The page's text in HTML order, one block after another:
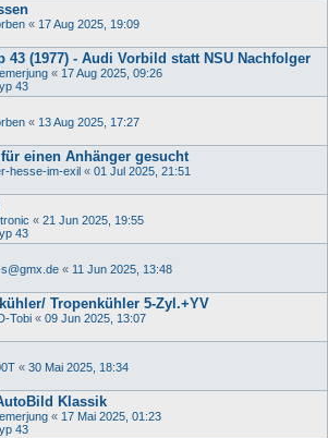
« 17 Aug 2025, 19:09
43 (1977) - Audi Vorbild statt NSU Nachfolger
« 17 Aug 2025, 09:26
43
« 13 Aug 2025, 17:27
einen Anhänger gesucht
hesse-im-exil « 01 Jul 2025, 21:51
« 21 Jun 2025, 19:55
43
« 11 Jun 2025, 13:48
Tropenkühler 5-Zyl.+YV
Tobi « 09 Jun 2025, 13:07
« 30 Mai 2025, 18:34
Klassik
« 17 Mai 2025, 01:23
43